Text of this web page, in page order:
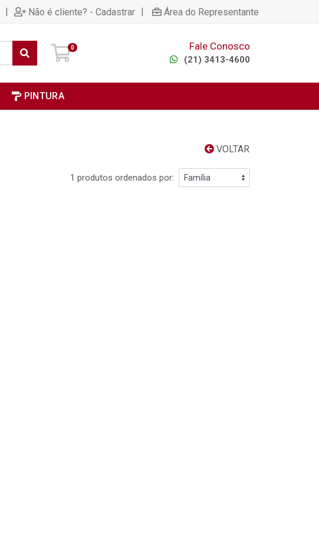
| Não é cliente? - Cadastrar | Área do Representante
0 Fale Conosco
(21) 3413-4600
PINTURA
VOLTAR
1 produtos ordenados por: